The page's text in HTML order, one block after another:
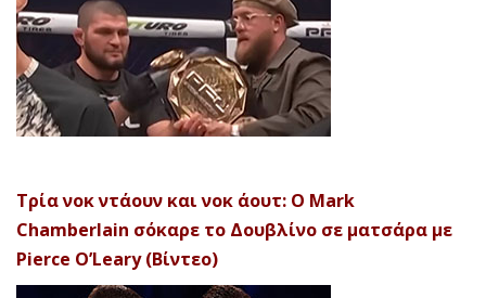
Τρία νοκ ντάουν και νοκ άουτ: Ο Mark
Chamberlain σόκαρε το Δουβλίνο σε ματσάρα με
Pierce O’Leary (Βίντεο)